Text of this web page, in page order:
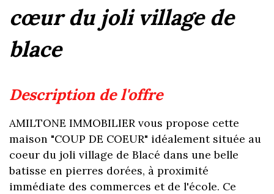
cœur du joli village de
blace
description de l'offre
AMILTONE IMMOBILIER vous propose cette
maison "COUP DE COEUR" idéalement située au
coeur du joli village de Blacé dans une belle
batisse en pierres dorées, à proximité
immédiate des commerces et de l'école. Ce